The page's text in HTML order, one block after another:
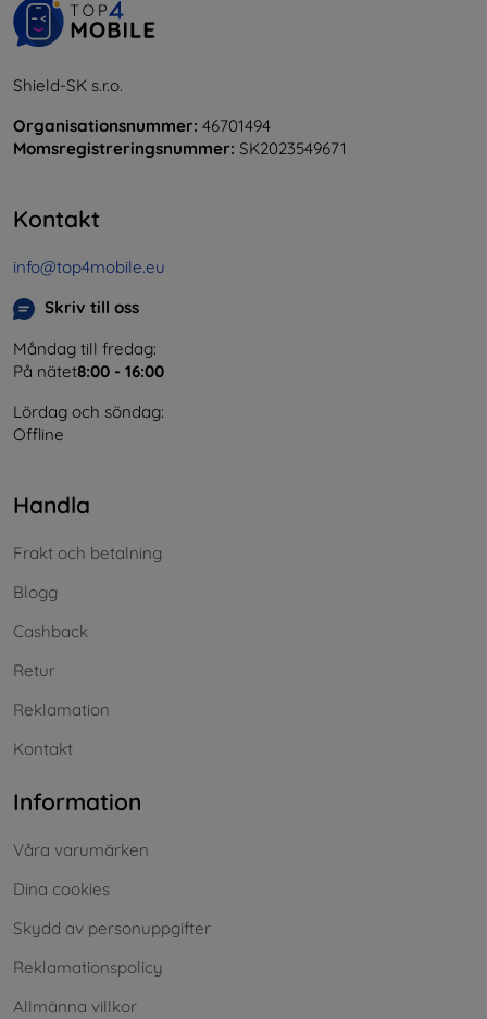
Shield-SK s.r.o.
Organisationsnummer: 46701494
Momsregistreringsnummer: SK2023549671
Kontakt
info@top4mobile.eu
Skriv till oss
Måndag till fredag:
På nätet8:00 - 16:00
Lördag och söndag:
Offline
Handla
Frakt och betalning
Blogg
Cashback
Retur
Reklamation
Kontakt
Information
Våra varumärken
Dina cookies
Skydd av personuppgifter
Reklamationspolicy
Allmänna villkor